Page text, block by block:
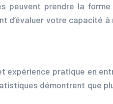
peuvent prendre la
votre capacité
expérience pratique en
démontrent que